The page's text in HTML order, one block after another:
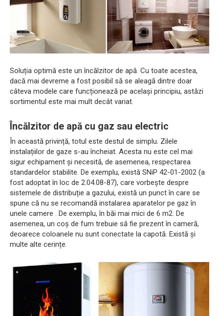
Soluția optimă este un încălzitor de apă. Cu toate acestea,
dacă mai devreme a fost posibil să se aleagă dintre doar
câteva modele care funcționează pe același principiu, astăzi
sortimentul este mai mult decât variat.
Încălzitor de apă cu gaz sau electric
În această privință, totul este destul de simplu. Zilele
instalațiilor de gaze s-au încheiat. Acesta nu este cel mai
sigur echipament și necesită, de asemenea, respectarea
standardelor stabilite. De exemplu, există SNiP 42-01-2002 (a
fost adoptat în loc de 2.04.08-87), care vorbește despre
sistemele de distribuție a gazului, există un punct în care se
spune că nu se recomandă instalarea aparatelor pe gaz în
unele camere . De exemplu, în băi mai mici de 6 m2. De
asemenea, un coș de fum trebuie să fie prezent în cameră,
deoarece coloanele nu sunt conectate la capotă. Există și
multe alte cerințe.